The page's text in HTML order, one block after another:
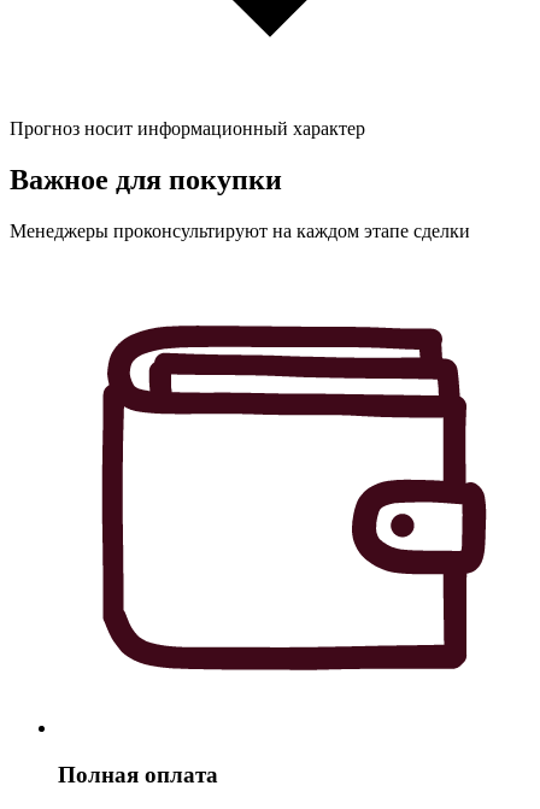
Прогноз носит информационный характер
Важное для покупки
Менеджеры проконсультируют на каждом этапе сделки
Полная оплата